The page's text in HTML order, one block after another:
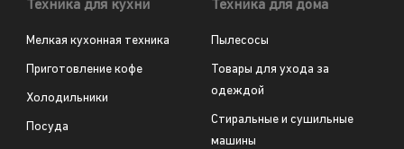
Техника для кухни
Мелкая кухонная техника
Приготовление кофе
Холодильники
Посуда
Техника для дома
Пылесосы
Товары для ухода за
одеждой
Стиральные и сушильные
машины